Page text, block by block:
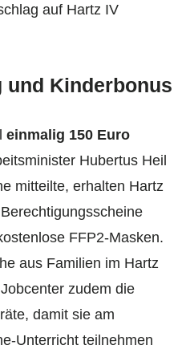
auf Hartz IV
und Kinderbonus
einmalig 150 Euro
Hubertus Heil
mitteilte, erhalten Hartz
FFP2-Masken.
aus Familien im Hartz
zudem die
damit sie am
Unterricht teilnehmen